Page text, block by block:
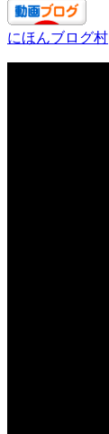
にほんブログ村